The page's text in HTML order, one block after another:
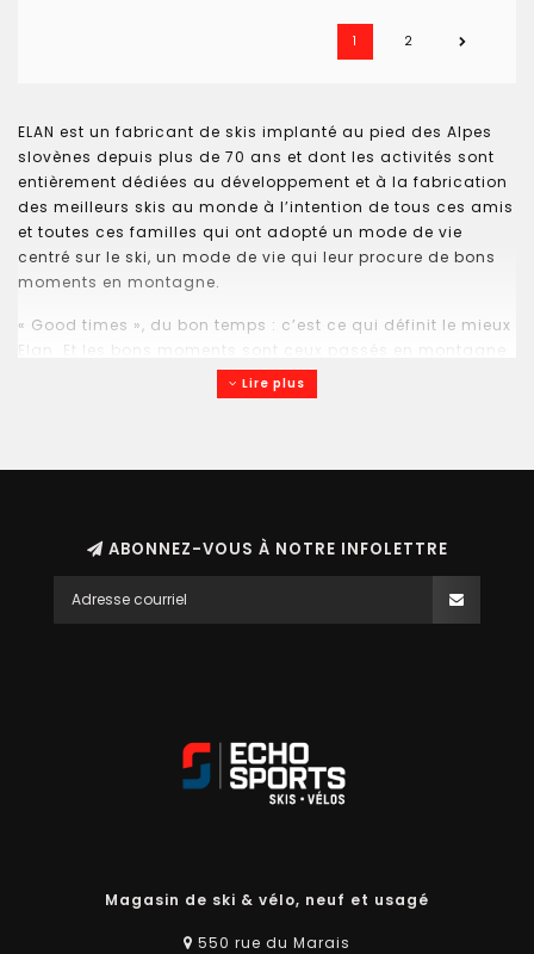
1 2
ELAN est un fabricant de skis implanté au pied des Alpes
slovènes depuis plus de 70 ans et dont les activités sont
entièrement dédiées au développement et à la fabrication
des meilleurs skis au monde à l’intention de tous ces amis
et toutes ces familles qui ont adopté un mode de vie
centré sur le ski, un mode de vie qui leur procure de bons
moments en montagne.
« Good times », du bon temps : c’est ce qui définit le mieux
Elan. Et les bons moments sont ceux passés en montagne
en compagnie d’amis et de membres de la famille. Qu’il
s’agisse d’un weekend passé à la station de ski ou d’une
proches.
Lire plus
ABONNEZ-VOUS À NOTRE INFOLETTRE
Magasin de ski & vélo, neuf et usagé
550 rue du Marais